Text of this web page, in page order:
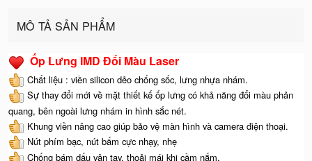
MÔ TẢ SẢN PHẨM
Ốp Lưng IMD Đổi Màu Laser
Chất liệu : viền silicon dẻo chống sốc, lưng nhựa nhám.
Sự thay đổi mới về mặt thiết kế ốp lưng có khả năng đổi màu phản
quang, bên ngoài lưng nhám in hình sắc nét.
Khung viền nâng cao giúp bảo vệ màn hình và camera điện thoại.
Nút phím bạc, nút bấm cực nhạy, nhẹ
Chống bám dấu vân tay, thoải mái khi cầm nắm.